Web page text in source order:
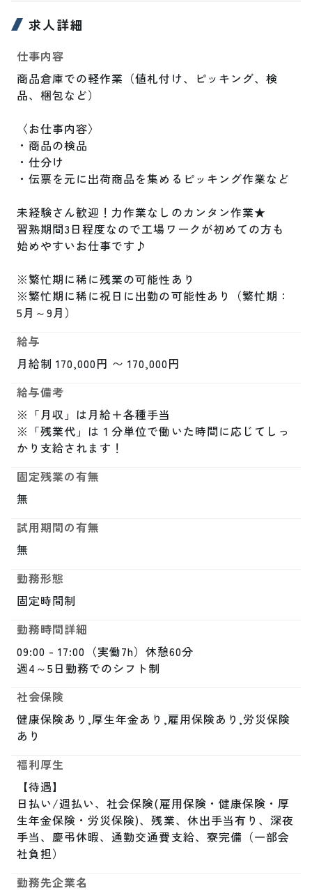
求人詳細
仕事内容
商品倉庫での軽作業（値札付け、ピッキング、検
品、梱包など）
〈お仕事内容〉
・商品の検品
・仕分け
・伝票を元に出荷商品を集めるピッキング作業など
未経験さん歓迎！力作業なしのカンタン作業★
習熟期間3日程度なので工場ワークが初めての方も
始めやすいお仕事です♪
※繁忙期に稀に残業の可能性あり
※繁忙期に稀に祝日に出勤の可能性あり（繁忙期：
5月～9月）
給与
月給制 170,000円 〜 170,000円
給与備考
※「月収」は月給＋各種手当
※「残業代」は１分単位で働いた時間に応じてしっ
かり支給されます！
固定残業の有無
無
試用期間の有無
無
勤務形態
固定時間制
勤務時間詳細
09:00 - 17:00（実働7h）休憩60分
週4～5日勤務でのシフト制
社会保険
健康保険あり,厚生年金あり,雇用保険あり,労災保険
あり
福利厚生
【待遇】
日払い/週払い、社会保険(雇用保険・健康保険・厚
生年金保険・労災保険)、残業、休出手当有り、深夜
手当、慶弔休暇、通勤交通費支給、寮完備（一部会
社負担）
勤務先企業名